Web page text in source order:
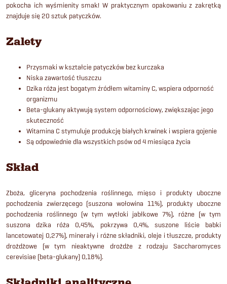
pokocha ich wyśmienity smak! W praktycznym opakowaniu z zakrętką
znajduje się 20 sztuk patyczków.
Zalety
Przysmaki w kształcie patyczków bez kurczaka
Niska zawartość tłuszczu
Dzika róża jest bogatym źródłem witaminy C, wspiera odporność
organizmu
Beta-glukany aktywują system odpornościowy, zwiększając jego
skuteczność
Witamina C stymuluje produkcję białych krwinek i wspiera gojenie
Są odpowiednie dla wszystkich psów od 4 miesiąca życia
Skład
Zboża, gliceryna pochodzenia roślinnego, mięso i produkty uboczne
pochodzenia zwierzęcego (suszona wołowina 11%), produkty uboczne
pochodzenia roślinnego (w tym wytłoki jabłkowe 7%), różne (w tym
suszona dzika róża 0,45%, pokrzywa 0,4%, suszone liście babki
lancetowatej 0,27%), minerały i różne składniki, oleje i tłuszcze, produkty
drożdżowe (w tym nieaktywne drożdże z rodzaju Saccharomyces
cerevisiae (beta-glukany) 0,18%).